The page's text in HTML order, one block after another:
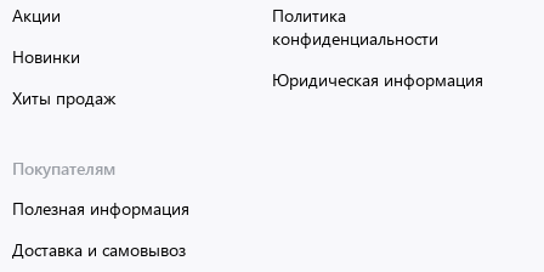
Акции
Новинки
Хиты продаж
Политика
конфиденциальности
Юридическая информация
Покупателям
Полезная информация
Доставка и самовывоз